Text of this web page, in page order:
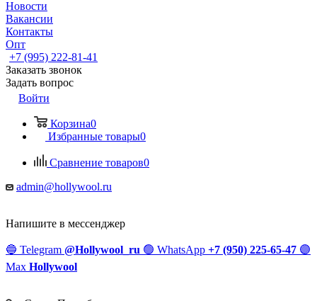
Новости
Вакансии
Контакты
Опт
+7 (995) 222-81-41
Заказать звонок
Задать вопрос
Войти
Корзина0
Избранные товары0
Сравнение товаров0
admin@hollywool.ru
Напишите в мессенджер
🔵 Telegram @Hollywool_ru 🟢 WhatsApp +7 (950) 225-65-47 🟣
Max Hollywool